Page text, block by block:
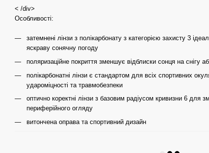
< /div>
Особливості:
затемнені лінзи з полікарбонату з категорією захисту 3
яскраву сонячну погоду
поляризаційне покриття зменшує відблиски сонця на снігу
полікарбонатні лінзи є стандартом для всіх спортивних
удароміцності та травмобезпеки
оптично коректні лінзи з базовим радіусом кривизни 6 для
периферійного огляду
витончена оправа та спортивний дизайн